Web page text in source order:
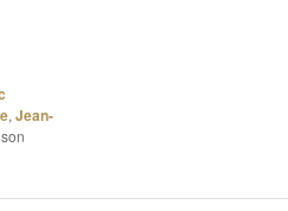
,Jean-